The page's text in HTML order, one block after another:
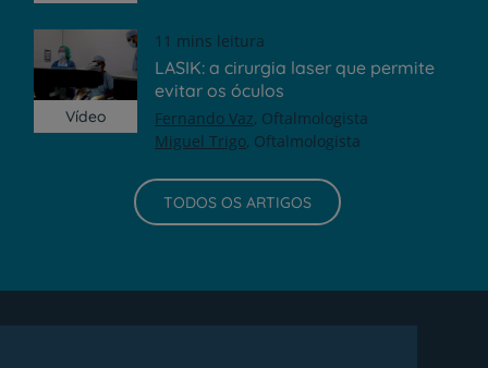
Vídeo
11 mins leitura
LASIK: a cirurgia laser que permite
evitar os óculos
Fernando Vaz Oftalmologista
Miguel Trigo Oftalmologista
TODOS OS ARTIGOS